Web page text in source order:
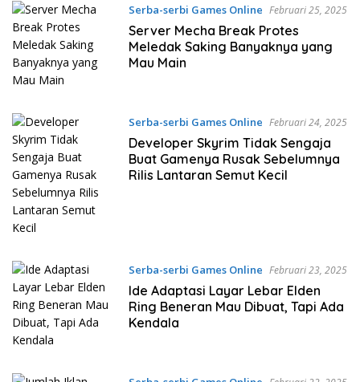
Serba-serbi Games Online Februari 25, 2025
Server Mecha Break Protes
Meledak Saking Banyaknya yang
Mau Main
Serba-serbi Games Online Februari 24, 2025
Developer Skyrim Tidak Sengaja
Buat Gamenya Rusak Sebelumnya
Rilis Lantaran Semut Kecil
Serba-serbi Games Online Februari 23, 2025
Ide Adaptasi Layar Lebar Elden
Ring Beneran Mau Dibuat, Tapi Ada
Kendala